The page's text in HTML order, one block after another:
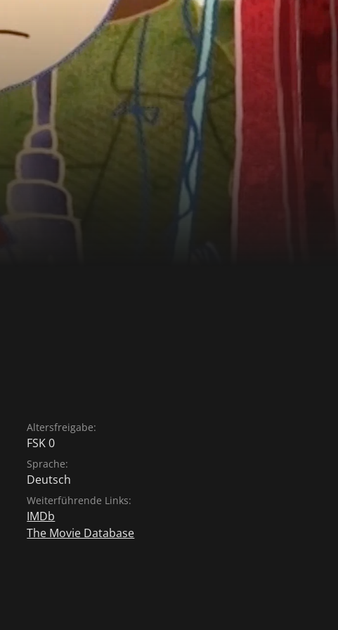
Altersfreigabe:
FSK 0
Sprache:
Deutsch
Weiterführende Links:
IMDb
The Movie Database